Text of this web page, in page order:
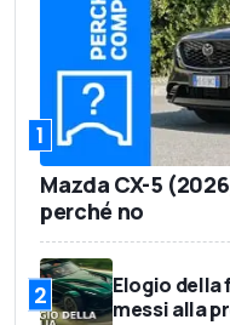
1
Mazda CX-5
perché no
2
Elogio
messi alla